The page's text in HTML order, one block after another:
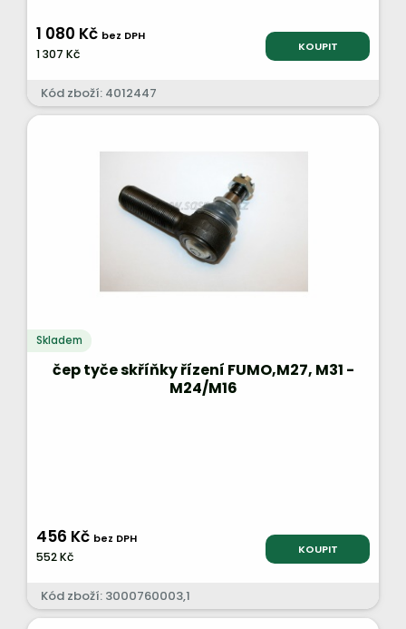
1 080 Kč bez DPH
1 307 Kč KOUPIT
Kód zboží: 4012447
Skladem
čep tyče skříňky řízení FUMO,M27, M31 -
M24/M16
456 Kč bez DPH
552 Kč KOUPIT
Kód zboží: 3000760003,1